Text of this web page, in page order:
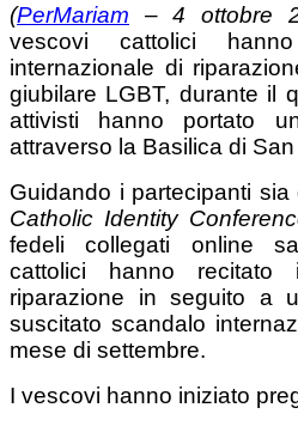
(PerMariam – 4 ottobre
vescovi cattolici
internazionale di
giubilare LGBT, durante il
attivisti hanno portato
attraverso la Basilica di
Guidando i partecipanti
Catholic Identity
fedeli collegati online
cattolici hanno
riparazione in seguito a
suscitato scandalo
mese di settembre.
I vescovi hanno iniziato